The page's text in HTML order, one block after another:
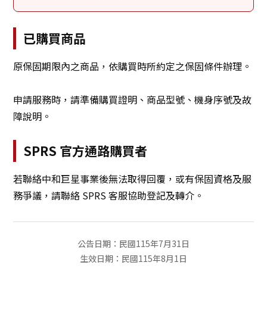
已購買商品
原保固期限內之商品，依購買時所約定之保固條件辦理。
申請服務時，請準備購買證明、商品型號、機身序號及故
障說明。
SPRS 官方通路購買者
若聯絡中和巨星事業後無法取得回覆，或有保固資格及服
務爭議，請聯絡 SPRS 客服協助登記及轉介。
公告日期：民國115年7月31日
生效日期：民國115年8月1日